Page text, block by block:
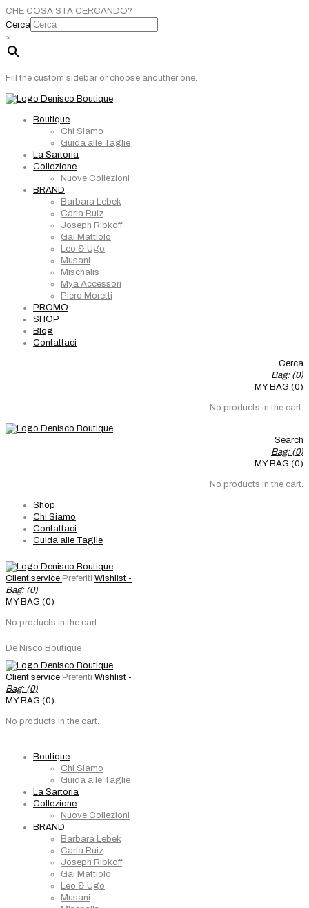
CHE COSA STA CERCANDO?
Cerca
×
Fill the custom sidebar or choose anouther one.
Boutique
Chi Siamo
Guida alle Taglie
La Sartoria
Collezione
Nuove Collezioni
BRAND
Barbara Lebek
Carla Ruiz
Joseph Ribkoff
Gai Mattiolo
Leo & Ugo
Musani
Mischalis
Mya Accessori
Piero Moretti
PROMO
SHOP
Blog
Contattaci
Cerca
Bag: (0)
MY BAG (0)
No products in the cart.
Search
Bag: (0)
MY BAG (0)
No products in the cart.
Shop
Chi Siamo
Contattaci
Guida alle Taglie
Client service Preferiti Wishlist -
Bag: (0)
MY BAG (0)
No products in the cart.
De Nisco Boutique
Client service Preferiti Wishlist -
Bag: (0)
MY BAG (0)
No products in the cart.
Boutique
Chi Siamo
Guida alle Taglie
La Sartoria
Collezione
Nuove Collezioni
BRAND
Barbara Lebek
Carla Ruiz
Joseph Ribkoff
Gai Mattiolo
Leo & Ugo
Musani